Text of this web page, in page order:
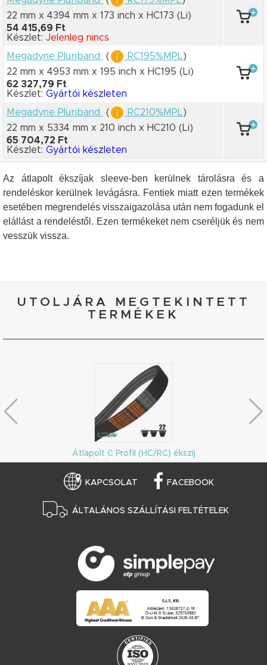
22 mm x 4394 mm x 173 inch x HC173 (Li)
54 415,69 Ft
Készlet: Jelenleg nincs
Megadyne Pluriband
( RC195%MPL)
22 mm x 4953 mm x 195 inch x HC195 (Li)
62 327,79 Ft
Készlet: Gyártói készleten
Megadyne Pluriband
( RC210%MPL)
22 mm x 5334 mm x 210 inch x HC210 (Li)
65 704,72 Ft
Készlet: Gyártói készleten
Az átlapolt ékszíjak sleeve-ben kerülnek tárolásra és a
rendeléskor kerülnek levágásra. Fentiek miatt ezen termékek
esetében megrendelés visszaigazolása után nem fogadunk el
elállást a rendeléstől. Ezen termékeket nem cseréljük és nem
vesszük vissza.
UTOLJÁRA MEGTEKINTETT
TERMÉKEK
Átlapolt C Profil (HC/RC) ékszíj
KAPCSOLAT FACEBOOK
ÁLTALÁNOS SZÁLLÍTÁSI FELTÉTELEK